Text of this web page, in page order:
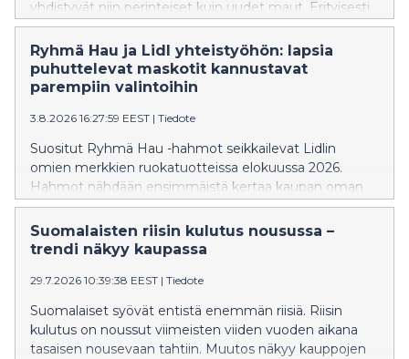
yhdistyvät niin perinteiset kuin uudet maut. Erityisesti
mausteiset makkarat ovat nousseet kesän
hittituotteeksi grilleissä.
Ryhmä Hau ja Lidl yhteistyöhön: lapsia
puhuttelevat maskotit kannustavat
parempiin valintoihin
3.8.2026 16:27:59 EEST | Tiedote
Suositut Ryhmä Hau -hahmot seikkailevat Lidlin
omien merkkien ruokatuotteissa elokuussa 2026.
Hahmot nähdään ensimmäistä kertaa kaupan oman
merkin tuotteissa, jotka täyttävät Maailman
terveysjärjestön (WHO) ravitsemuskriteerit. Lidl on
muokannut omien tuotteiden reseptejä niin, että
välipaloiksi sopivissa marjoissa ja hedelmissä. Näin Lidl
haluaa kannustaa lapsia ja vanhempia
ravitsemuksellisesti parempien vaihtoehtojen pariin.
Suomalaisten riisin kulutus nousussa –
trendi näkyy kaupassa
29.7.2026 10:39:38 EEST | Tiedote
Suomalaiset syövät entistä enemmän riisiä. Riisin
kulutus on noussut viimeisten viiden vuoden aikana
tasaisen nousevaan tahtiin. Muutos näkyy kauppojen